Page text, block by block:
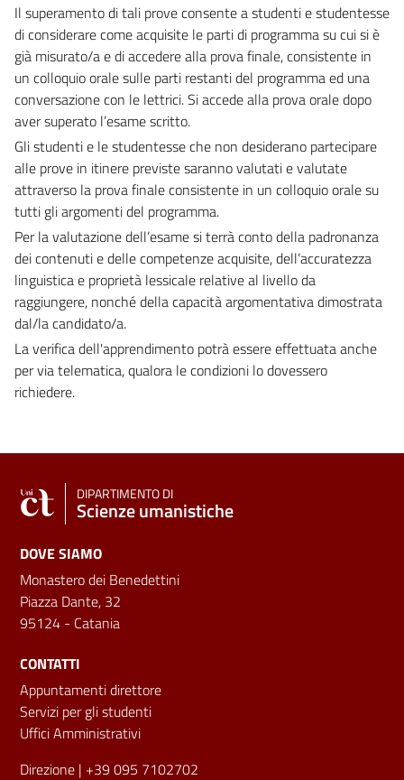
Il superamento di tali prove consente a studenti e studentesse
di considerare come acquisite le parti di programma su cui si è
già misurato/a e di accedere alla prova finale, consistente in
un colloquio orale sulle parti restanti del programma ed una
conversazione con le lettrici. Si accede alla prova orale dopo
aver superato l’esame scritto.
Gli studenti e le studentesse che non desiderano partecipare
alle prove in itinere previste saranno valutati e valutate
attraverso la prova finale consistente in un colloquio orale su
tutti gli argomenti del programma.
Per la valutazione dell’esame si terrà conto della padronanza
dei contenuti e delle competenze acquisite, dell’accuratezza
linguistica e proprietà lessicale relative al livello da
raggiungere, nonché della capacità argomentativa dimostrata
dal/la candidato/a.
La verifica dell'apprendimento potrà essere effettuata anche
per via telematica, qualora le condizioni lo dovessero
richiedere.
DIPARTIMENTO DI
Scienze umanistiche
DOVE SIAMO
Monastero dei Benedettini
Piazza Dante, 32
95124 - Catania
CONTATTI
Appuntamenti direttore
Servizi per gli studenti
Uffici Amministrativi
Direzione | +39 095 7102702